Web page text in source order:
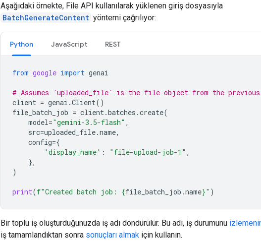
Aşağıdaki örnekte, File API kullanılarak yüklenen giriş dosyasıyla
BatchGenerateContent yöntemi çağrılıyor:
Python JavaScript REST
from google import genai
# Assumes `uploaded_file` is the file object from the
client = genai .Client()
file_batch_job = client.batches .create(
model="gemini-3.5-flash" ,
src=uploaded_file.name,
config={
'display_name' : "file-upload-job-1" ,
},
)
print(f"Created batch job: {file_batch_job .name}" )
Bir toplu iş oluşturduğunuzda iş adı döndürülür. Bu adı, iş durumunu
iş tamamlandıktan sonra sonuçları almak için kullanın.